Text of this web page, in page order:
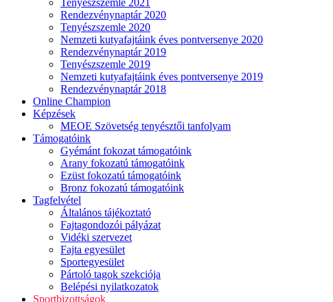
Tenyészszemle 2021
Rendezvénynaptár 2020
Tenyészszemle 2020
Nemzeti kutyafajtáink éves pontversenye 2020
Rendezvénynaptár 2019
Tenyészszemle 2019
Nemzeti kutyafajtáink éves pontversenye 2019
Rendezvénynaptár 2018
Online Champion
Képzések
MEOE Szövetség tenyésztői tanfolyam
Támogatóink
Gyémánt fokozat támogatóink
Arany fokozatú támogatóink
Ezüst fokozatú támogatóink
Bronz fokozatú támogatóink
Tagfelvétel
Általános tájékoztató
Fajtagondozói pályázat
Vidéki szervezet
Fajta egyesület
Sportegyesület
Pártoló tagok szekciója
Belépési nyilatkozatok
Sportbizottságok